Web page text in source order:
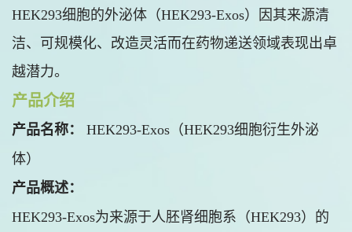
HEK293细胞的外泌体（HEK293-Exos）因其来源清
洁、可规模化、改造灵活而在药物递送领域表现出卓
越潜力。
产品介绍
产品名称：
HEK293-Exos（HEK293细胞衍生外泌
体）
产品概述：
HEK293-Exos为来源于人胚肾细胞系（HEK293）的